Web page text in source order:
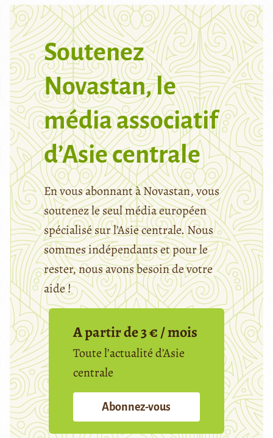
Soutenez
Novastan, le
média associatif
d’Asie centrale
En vous abonnant à Novastan, vous
soutenez le seul média européen
spécialisé sur l’Asie centrale. Nous
sommes indépendants et pour le
rester, nous avons besoin de votre
aide !
A partir de 3 € / mois
Toute l’actualité d’Asie
centrale
Abonnez-vous